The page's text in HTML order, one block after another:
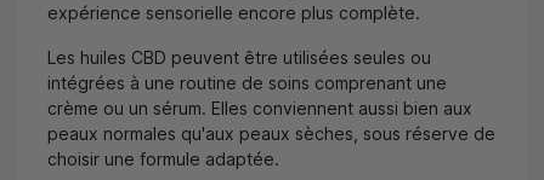
expérience sensorielle encore plus complète.
Les huiles CBD peuvent être utilisées seules ou
intégrées à une routine de soins comprenant une
crème ou un sérum. Elles conviennent aussi bien aux
peaux normales qu'aux peaux sèches, sous réserve de
choisir une formule adaptée.